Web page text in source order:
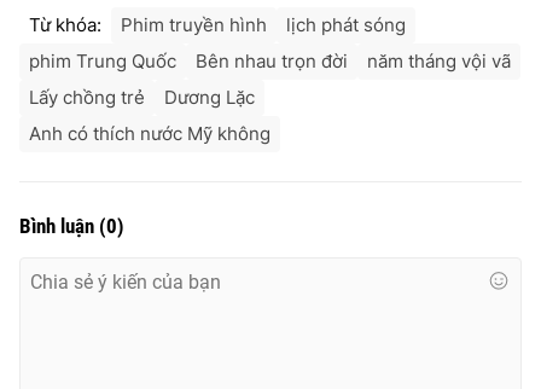
Từ khóa: Phim truyền hình
lịch phát sóng
phim Trung Quốc
Bên nhau trọn đời
năm tháng vội vã
Lấy chồng trẻ
Dương Lặc
Anh có thích nước Mỹ không
Bình luận (0)